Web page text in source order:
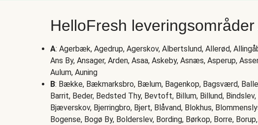
HelloFresh leveringsområder
A: Agerbæk, Agedrup, Agerskov, Albertslund, Allerød,
Ans By, Ansager, Arden, Asaa, Askeby, Asnæs, Asperup,
Aulum, Auning
B: Bække, Bækmarksbro, Bælum, Bagenkop, Bagsværd,
Barrit, Beder, Bedsted Thy, Bevtoft, Billum, Billund, Bindslev,
Bjæverskov, Bjerringbro, Bjert, Blåvand, Blokhus,
Bogense, Bogø By, Bolderslev, Bording, Børkop, Borre,